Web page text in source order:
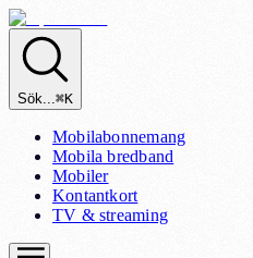
Sök...⌘K
Mobilabonnemang
Mobila bredband
Mobiler
Kontantkort
TV & streaming